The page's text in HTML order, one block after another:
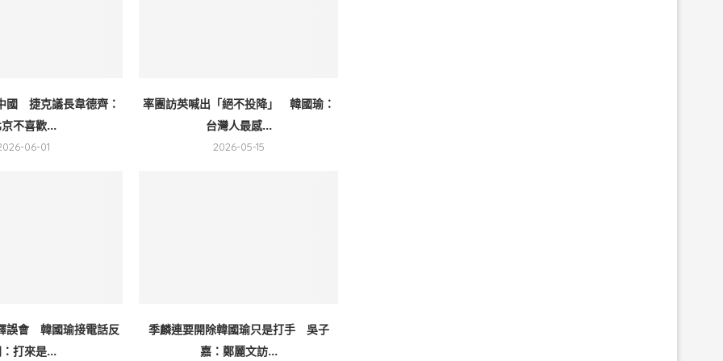
國 捷克議長韋德齊：
不喜歡...
06-01
率團訪英喊出「絕不投降」 韓國瑜：
台灣人最感...
2026-05-15
誤會 韓國瑜接電話反
打來是...
季麟連要開除韓國瑜只是打手 吳子
嘉：鄭麗文訪...